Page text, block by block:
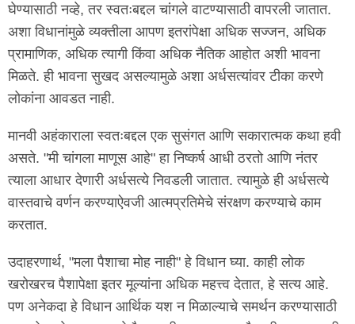
घेण्यासाठी नव्हे, तर स्वतःबद्दल चांगले वाटण्यासाठी वापरली जातात.
अशा विधानांमुळे व्यक्तीला आपण इतरांपेक्षा अधिक सज्जन, अधिक
प्रामाणिक, अधिक त्यागी किंवा अधिक नैतिक आहोत अशी भावना
मिळते. ही भावना सुखद असल्यामुळे अशा अर्धसत्यांवर टीका करणे
लोकांना आवडत नाही.
मानवी अहंकाराला स्वतःबद्दल एक सुसंगत आणि सकारात्मक कथा हवी
असते. "मी चांगला माणूस आहे" हा निष्कर्ष आधी ठरतो आणि नंतर
त्याला आधार देणारी अर्धसत्ये निवडली जातात. त्यामुळे ही अर्धसत्ये
वास्तवाचे वर्णन करण्याऐवजी आत्मप्रतिमेचे संरक्षण करण्याचे काम
करतात.
उदाहरणार्थ, "मला पैशाचा मोह नाही" हे विधान घ्या. काही लोक
खरोखरच पैशापेक्षा इतर मूल्यांना अधिक महत्त्व देतात, हे सत्य आहे.
पण अनेकदा हे विधान आर्थिक यश न मिळाल्याचे समर्थन करण्यासाठी